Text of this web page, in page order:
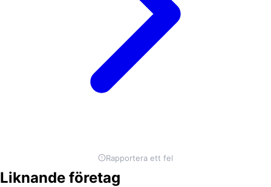
Rapportera ett fel
Liknande företag